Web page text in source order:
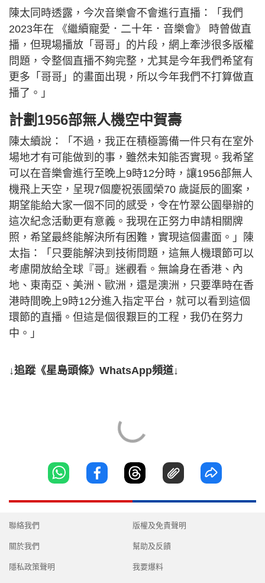
陳太同時透露，今次音樂會不會進行直播：「我們
2023年在 《繼續寵愛．二十年．音樂會》 時曾做直
播，但現場播放「哥哥」的片段，網上牽涉很多版權
問題，令整個直播不夠完整，尤其是今年我們希望有
更多「哥哥」的畫面出現，所以今年我們不打算做直
播了。」
計劃1956部無人機空中賀壽
陳太續說：「不過，我正在積極籌備一件只有在室外
場地才有可能做到的事，雖然未知能否實現。我希望
可以在音樂會進行至晚上9時12分時，讓1956部無人
機飛上天空，呈現7個慶祝張國榮70 歲誕辰的圖案，
期望能給大家一個不同的感受，令在竹翠公園舉辦的
這次紀念活動更有意義。我現在正努力申請相關牌
照，希望最終能解決所有困難，實現這個畫面。」陳
太指：「只要能解決到技術問題，這無人機環節可以
考慮開放給全球『哥』迷觀看。無論身在香港、內
地、東南亞、美洲、歐洲，還是澳洲，只要準時在香
港時間晚上9時12分進入指定平台，就可以看到這個
環節的直播。但這是個很艱巨的工程，我仍在努力
中。」
↓追蹤《星島頭條》WhatsApp頻道↓
聯絡我們
關於我們
隱私政策聲明
版權及免責聲明
幫助及反饋
我要爆料